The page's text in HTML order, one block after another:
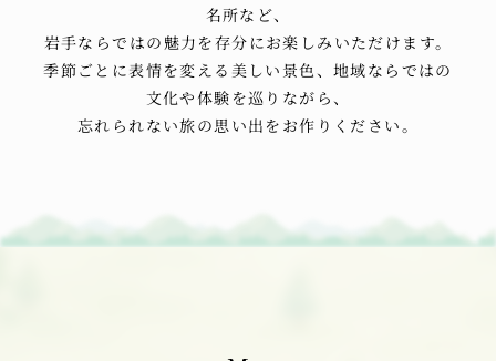
名所など、
岩手ならではの 魅力を存分にお楽しみいただけます。
季節ごとに表情を変える 美しい 景色、 地域ならではの
文化や体験を巡りながら、
忘れられない旅の思い出を お作りください。